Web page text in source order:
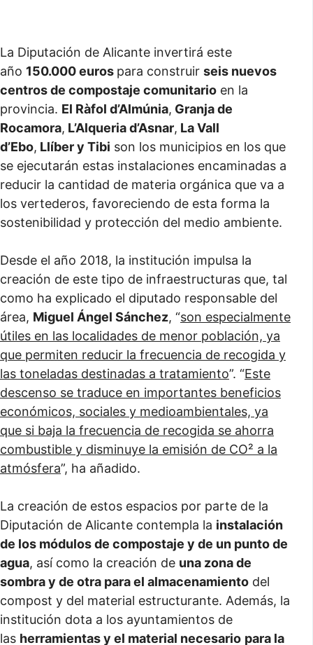
La Diputación de Alicante invertirá este
año 150.000 euros para construir seis nuevos
centros de compostaje comunitario en la
provincia. El Ràfol d’Almúnia, Granja de
Rocamora, L’Alqueria d’Asnar, La Vall
d’Ebo, Llíber y Tibi son los municipios en los que
se ejecutarán estas instalaciones encaminadas a
reducir la cantidad de materia orgánica que va a
los vertederos, favoreciendo de esta forma la
sostenibilidad y protección del medio ambiente.
Desde el año 2018, la institución impulsa la
creación de este tipo de infraestructuras que, tal
como ha explicado el diputado responsable del
área, Miguel Ángel Sánchez, “son especialmente
útiles en las localidades de menor población, ya
que permiten reducir la frecuencia de recogida y
las toneladas destinadas a tratamiento”. “Este
descenso se traduce en importantes beneficios
económicos, sociales y medioambientales, ya
que si baja la frecuencia de recogida se ahorra
combustible y disminuye la emisión de CO² a la
atmósfera”, ha añadido.
La creación de estos espacios por parte de la
Diputación de Alicante contempla la instalación
de los módulos de compostaje y de un punto de
agua, así como la creación de una zona de
sombra y de otra para el almacenamiento del
compost y del material estructurante. Además, la
institución dota a los ayuntamientos de
las herramientas y el material necesario para la